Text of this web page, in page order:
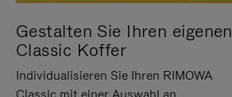
Gestalten Sie Ihren eigenen
Classic Koffer
Individualisieren Sie Ihren RIMOWA